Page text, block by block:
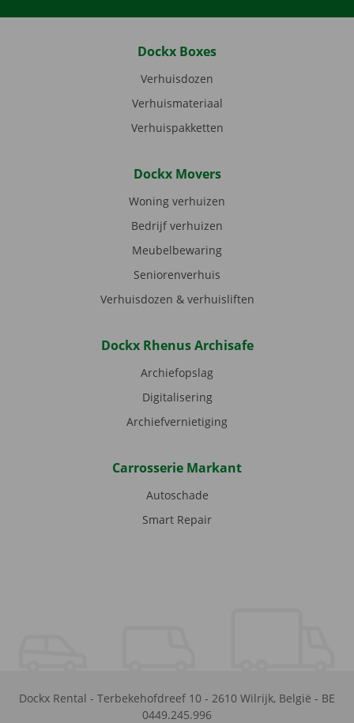
Dockx Boxes
Verhuisdozen
Verhuismateriaal
Verhuispakketten
Dockx Movers
Woning verhuizen
Bedrijf verhuizen
Meubelbewaring
Seniorenverhuis
Verhuisdozen & verhuisliften
Dockx Rhenus Archisafe
Archiefopslag
Digitalisering
Archiefvernietiging
Carrosserie Markant
Autoschade
Smart Repair
Dockx Rental - Terbekehofdreef 10 - 2610 Wilrijk, België - BE
0449.245.996